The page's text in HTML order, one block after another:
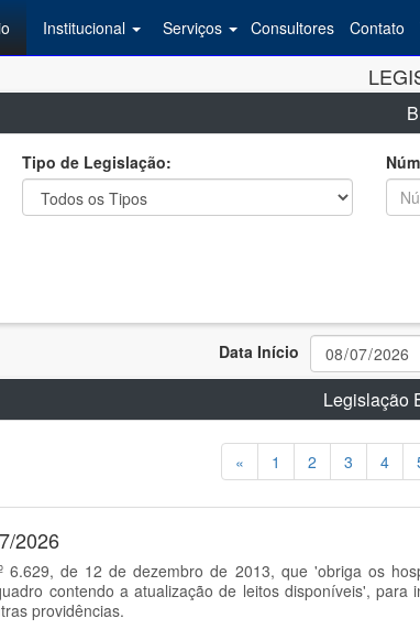
Institucional Serviços Consultores Contato
Tipo de Legislação:
Data Início
Legislação
« 1 2 3 4
2026
6.629, de 12 de dezembro de 2013, que 'obriga os
contendo a atualização de leitos disponíveis',
providências.